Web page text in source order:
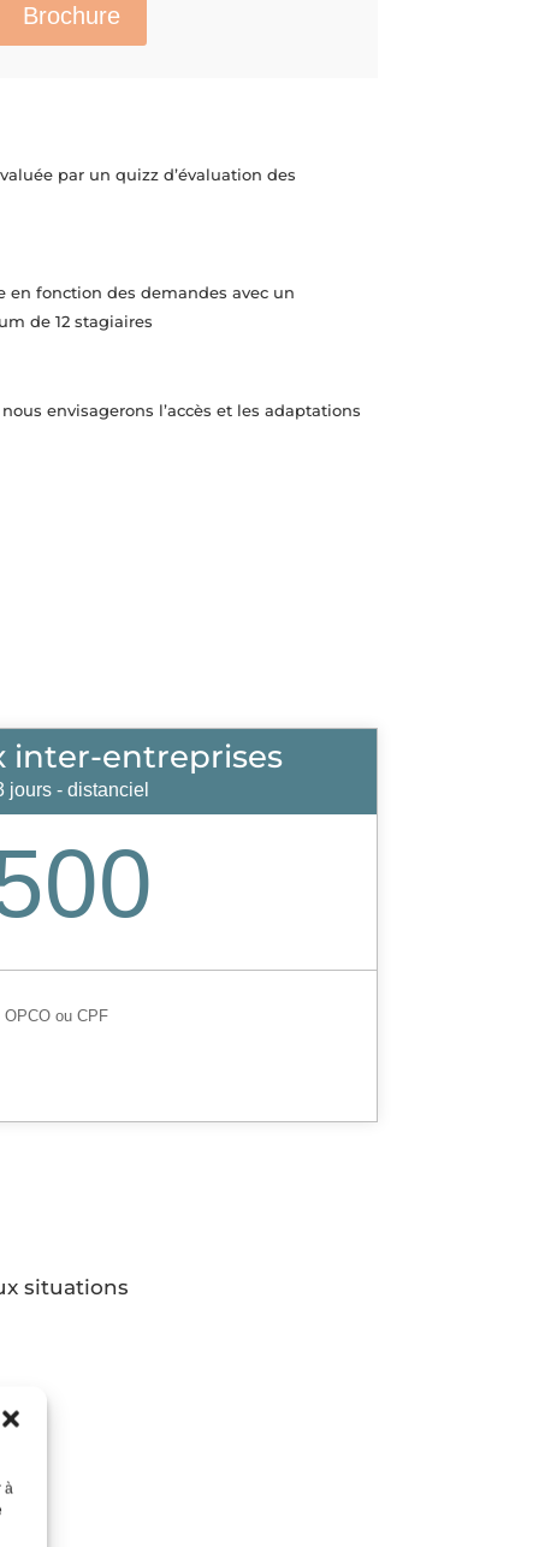
à
Brochure
par un quizz d’évaluation des
en fonction des demandes avec un
de 12 stagiaires
envisagerons l’accès et les adaptations
inter-entreprises
jours - distanciel
ou CPF
situations